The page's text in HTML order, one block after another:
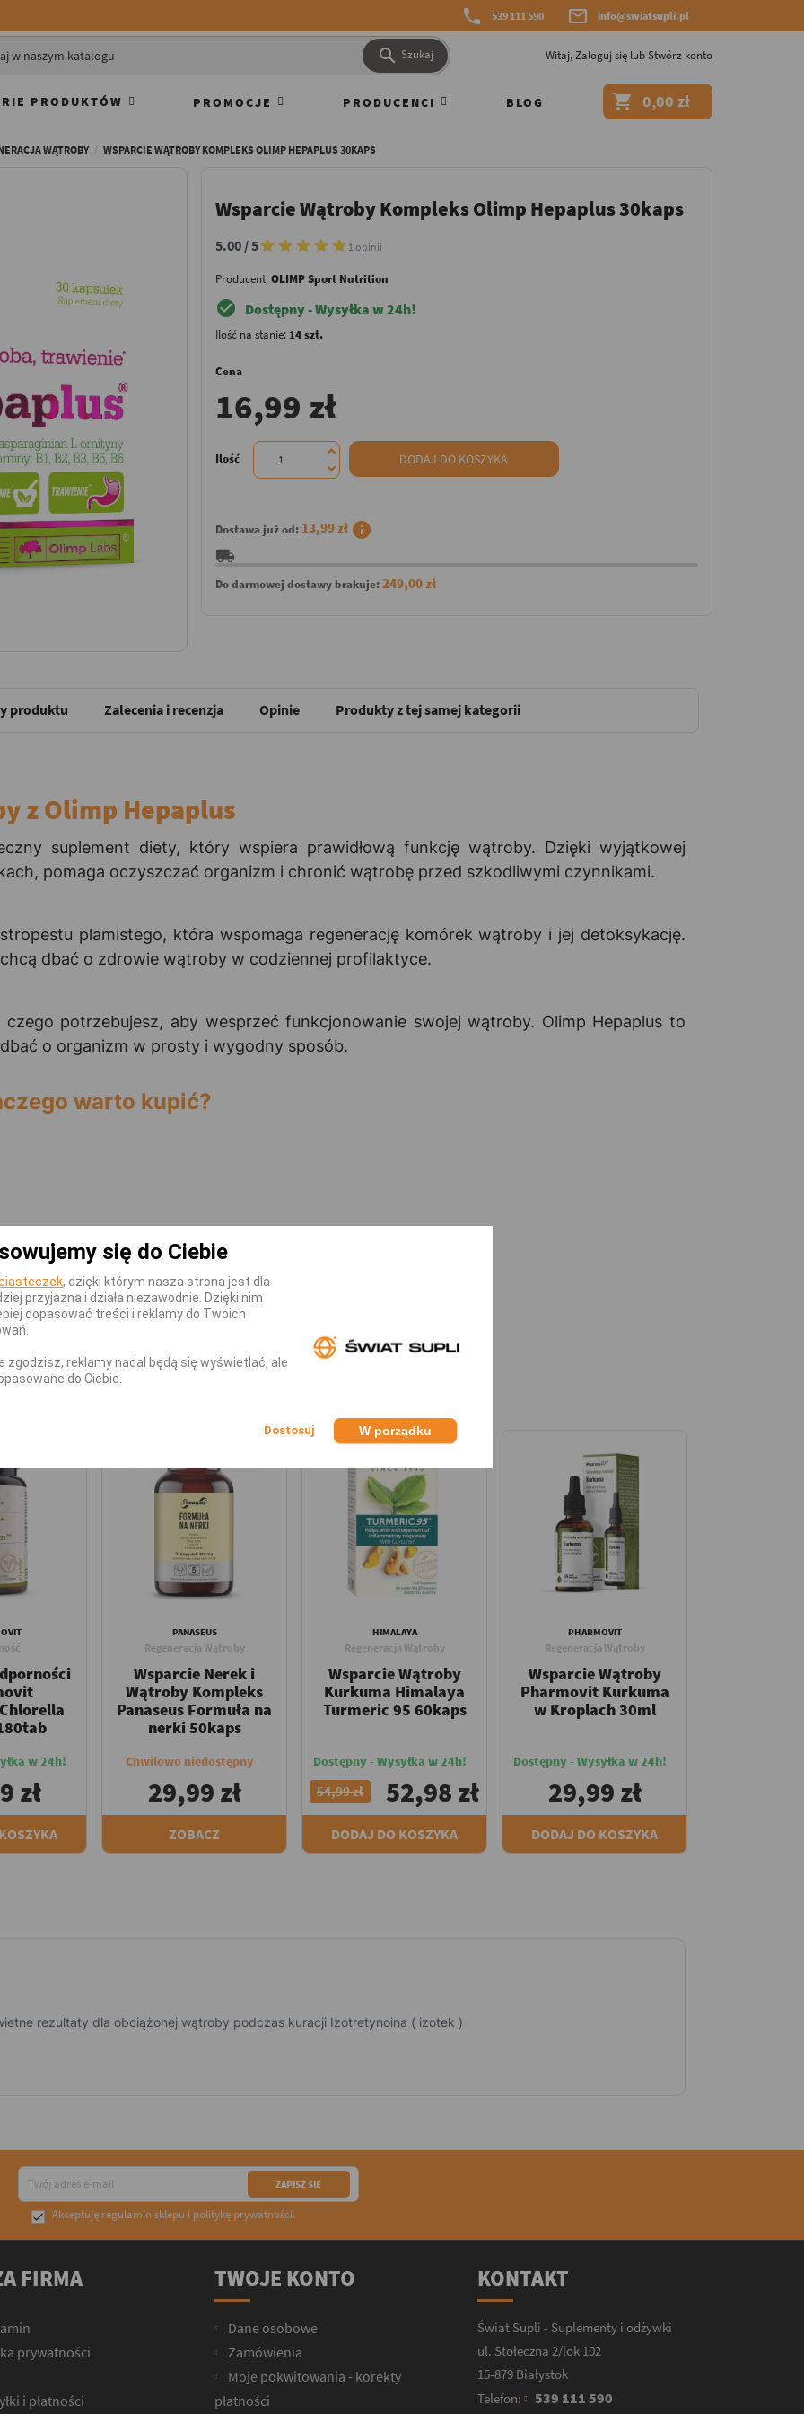
 539 111 590  info@swiatsupli.pl
 Szukaj Witaj,Zaloguj się lubStwórz konto
PRODUKTÓW PROMOCJE PRODUCENCI BLOG  0,00 zł
WĄTROBY WSPARCIE WĄTROBY KOMPLEKS OLIMP HEPAPLUS 30KAPS
Wsparcie Wątroby Kompleks Olimp Hepaplus 30kaps
5.00 / 5 1 opinii
Producent:OLIMP Sport Nutrition
check_circle Dostępny - Wysyłka w 24h!
Ilość na stanie: 14 szt.
Cena
16,99 zł
Ilość DODAJ DO KOSZYKA
Dostawa już od: 13,99 zł info
local_shipping
Do darmowej dostawy brakuje: 249,00 zł
produktu Zalecenia i recenzja Opinie Produkty z tej samej kategorii
z Olimp Hepaplus
suplement diety, który wspiera prawidłową funkcję wątroby. Dzięki wyjątkowej
pomaga oczyszczać organizm i chronić wątrobę przed szkodliwymi czynnikami.
plamistego, która wspomaga regenerację komórek wątroby i jej detoksykację.
dbać o zdrowie wątroby w codziennej profilaktyce.
potrzebujesz, aby wesprzeć funkcjonowanie swojej wątroby. Olimp Hepaplus to
o organizm w prosty i wygodny sposób.
warto kupić?
wątroby
30kaps?
w 24h!
zł
PANASEUS
Regeneracja Wątroby
Wsparcie Nerek i
Wątroby Kompleks
Panaseus Formuła na
nerki 50kaps
Chwilowo niedostępny
29,99 zł
ZOBACZ
-2,01 zł
HIMALAYA
Regeneracja Wątroby
Wsparcie Wątroby
Kurkuma Himalaya
Turmeric 95 60kaps
Dostępny - Wysyłka w 24h!
54,99 zł 52,98 zł
DODAJ DO KOSZYKA
PHARMOVIT
Regeneracja Wątroby
Wsparcie Wątroby
Pharmovit Kurkuma
w Kroplach 30ml
Dostępny - Wysyłka w 24h!
29,99 zł
DODAJ DO KOSZYKA
rezultaty dla obciążonej wątroby podczas kuracji Izotretynoina ( izotek )
 Akceptuję regulamin sklepu i politykę prywatności.
się do Ciebie
, dzięki którym nasza strona jest dla
przyjazna i działa niezawodnie. Dzięki nim
dopasować treści i reklamy do Twoich
zgodzisz, reklamy nadal będą się wyświetlać, ale
do Ciebie.
W porządku
FIRMA
prywatności
i płatności
TWOJE KONTO
Dane osobowe
Zamówienia
Moje pokwitowania - korekty
płatności
KONTAKT
Świat Supli - Suplementy i odżywki
ul. Stołeczna 2/lok 102
15-879 Białystok
Telefon:
539 111 590